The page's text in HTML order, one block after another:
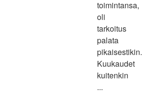
toimintansa,
oli
tarkoitus
palata
pikaisestikin.
Kuukaudet
kuitenkin
...